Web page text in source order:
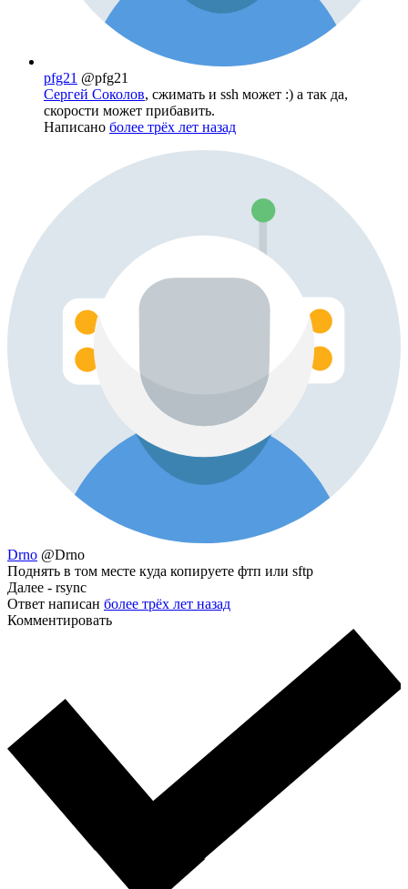
pfg21 @pfg21
Сергей Соколов, сжимать и ssh может :) а так да,
скорости может прибавить.
Написано более трёх лет назад
Drno @Drno
Поднять в том месте куда копируете фтп или sftp
Далее - rsync
Ответ написан более трёх лет назад
Комментировать